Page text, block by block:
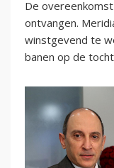
De
ontvangen.
winstgevend te
banen op de